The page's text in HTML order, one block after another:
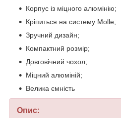
Корпус із міцного алюмінію;
Кріпиться на систему Molle;
Зручний дизайн;
Компактний розмір;
Довговічний чохол;
Міцний алюміній;
Велика ємність
Опис: